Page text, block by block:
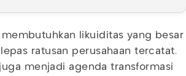
likuiditas yang besar
ratusan perusahaan tercatat.
menjadi agenda transformasi